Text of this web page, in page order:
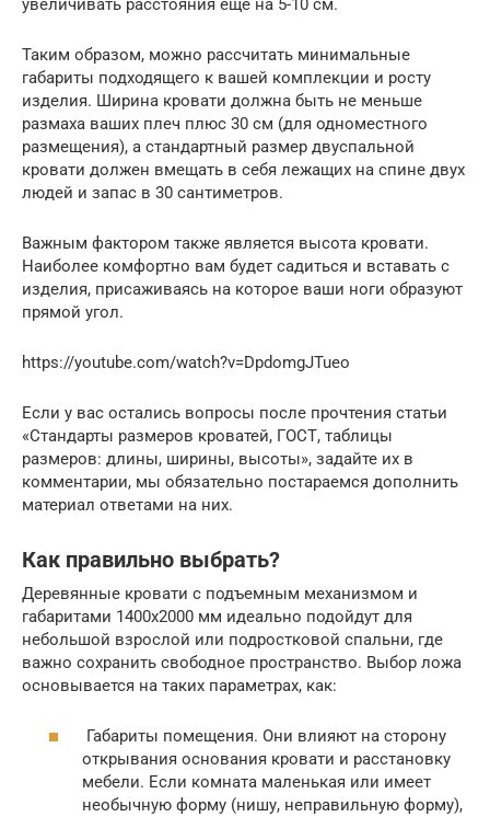
увеличивать расстояния еще на 5-10 см.
Таким образом, можно рассчитать минимальные
габариты подходящего к вашей комплекции и росту
изделия. Ширина кровати должна быть не меньше
размаха ваших плеч плюс 30 см (для одноместного
размещения), а стандартный размер двуспальной
кровати должен вмещать в себя лежащих на спине двух
людей и запас в 30 сантиметров.
Важным фактором также является высота кровати.
Наиболее комфортно вам будет садиться и вставать с
изделия, присаживаясь на которое ваши ноги образуют
прямой угол.
https://youtube.com/watch?v=DpdomgJTueo
Если у вас остались вопросы после прочтения статьи
«Стандарты размеров кроватей, ГОСТ, таблицы
размеров: длины, ширины, высоты», задайте их в
комментарии, мы обязательно постараемся дополнить
материал ответами на них.
Как правильно выбрать?
Деревянные кровати с подъемным механизмом и
габаритами 1400х2000 мм идеально подойдут для
небольшой взрослой или подростковой спальни, где
важно сохранить свободное пространство. Выбор ложа
основывается на таких параметрах, как:
Габариты помещения. Они влияют на сторону
открывания основания кровати и расстановку
мебели. Если комната маленькая или имеет
необычную форму (нишу, неправильную форму),